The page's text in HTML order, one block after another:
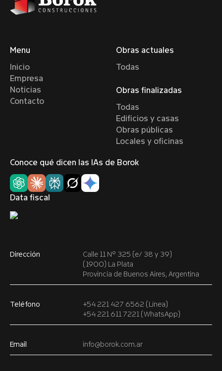
Menu
Inicio
Empresa
Noticias
Contacto
Obras actuales
Todas
Obras finalizadas
Todas
Edificios y casas
Obras públicas
Locales y oficinas
Conoce qué dicen las IAs de Borok
Data fiscal
Dirección
Calle 11 Nº 325 (e/ 38 y 39)
(1900) La Plata
Provincia de Buenos Aires, Argentina
Teléfono
+54 221 427 6562 (Línea)
+54 221 611 7221 (WhatsApp)
Email info@borok.com.ar